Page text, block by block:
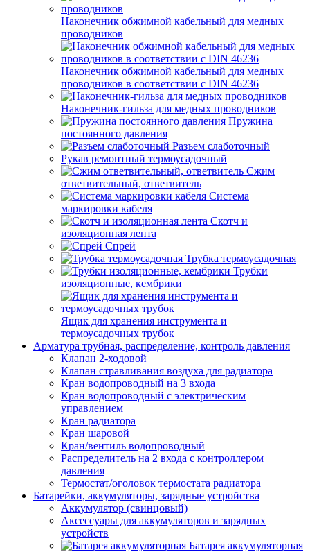
Наконечник обжимной кабельный для медных
проводников
Наконечник обжимной кабельный для медных
проводников в соответствии с DIN 46236
Наконечник-гильза для медных проводников
Пружина
постоянного давления
Разъем слаботочный
Рукав ремонтный термоусадочный
Сжим
ответвительный, ответвитель
Система
маркировки кабеля
Скотч и
изоляционная лента
Спрей
Трубка термоусадочная
Трубки
изоляционные, кембрики
Ящик для хранения инструмента и
термоусадочных трубок
Арматура трубная, распределение, контроль давления
Клапан 2-ходовой
Клапан стравливания воздуха для радиатора
Кран водопроводный на 3 входа
Кран водопроводный с электрическим
управлением
Кран радиатора
Кран шаровой
Кран/вентиль водопроводный
Распределитель на 2 входа с контроллером
давления
Термостат/оголовок термостата радиатора
Батарейки, аккумуляторы, зарядные устройства
Аккумулятор (свинцовый)
Аксессуары для аккумуляторов и зарядных
устройств
Батарея аккумуляторная